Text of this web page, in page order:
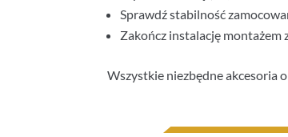
Sprawdź stabilność
Zakończ instalację
Wszystkie niezbędne akcesoria